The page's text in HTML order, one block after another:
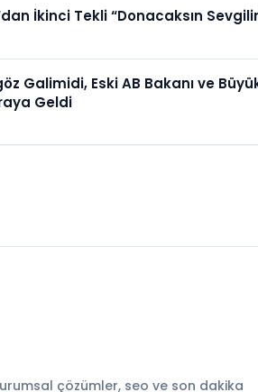
İkinci Tekli “Donacaksın
Galimidi, Eski AB Bakanı ve
Geldi
çözümler, seo ve son dakika